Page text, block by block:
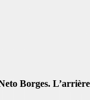
Borges.